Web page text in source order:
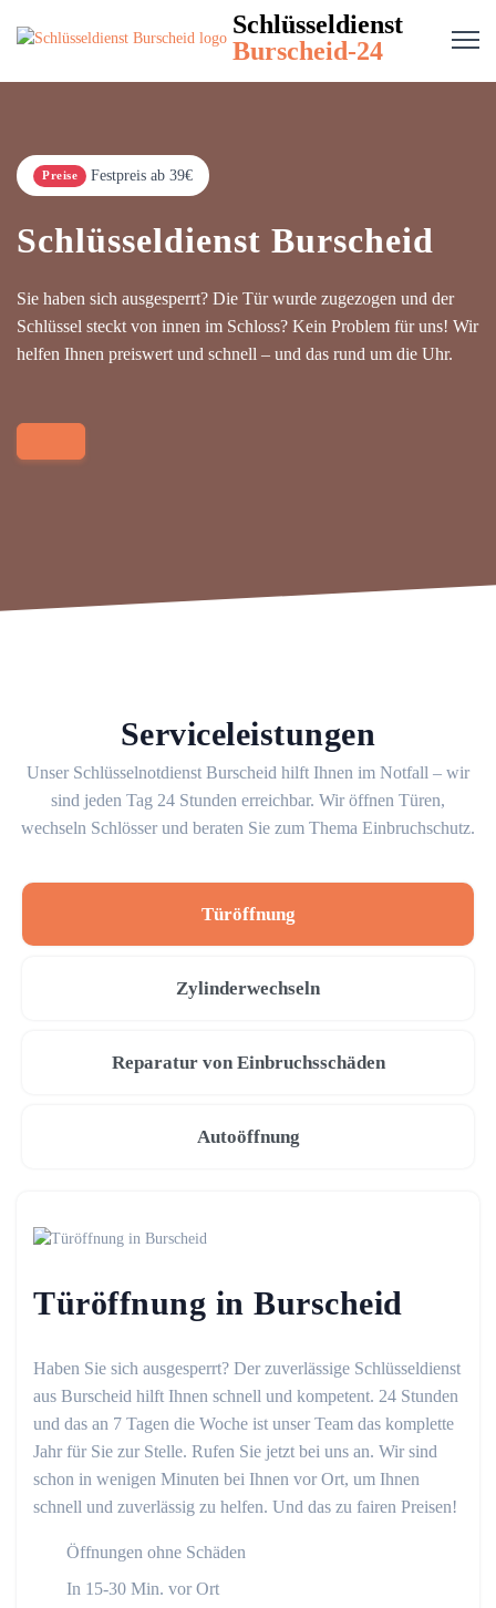
Schlüsseldienst
Burscheid-24
Preise Festpreis ab 39€
Schlüsseldienst Burscheid
Sie haben sich ausgesperrt? Die Tür wurde zugezogen und der
Schlüssel steckt von innen im Schloss? Kein Problem für uns! Wir
helfen Ihnen preiswert und schnell – und das rund um die Uhr.
Serviceleistungen
Unser Schlüsselnotdienst Burscheid hilft Ihnen im Notfall – wir
sind jeden Tag 24 Stunden erreichbar. Wir öffnen Türen,
wechseln Schlösser und beraten Sie zum Thema Einbruchschutz.
Türöffnung
Zylinderwechseln
Reparatur von Einbruchsschäden
Autoöffnung
Türöffnung in Burscheid
Haben Sie sich ausgesperrt? Der zuverlässige Schlüsseldienst
aus Burscheid hilft Ihnen schnell und kompetent. 24 Stunden
und das an 7 Tagen die Woche ist unser Team das komplette
Jahr für Sie zur Stelle. Rufen Sie jetzt bei uns an. Wir sind
schon in wenigen Minuten bei Ihnen vor Ort, um Ihnen
schnell und zuverlässig zu helfen. Und das zu fairen Preisen!
Öffnungen ohne Schäden
In 15-30 Min. vor Ort